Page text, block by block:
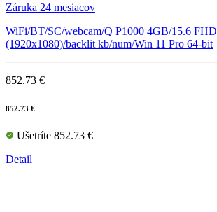
Záruka 24 mesiacov
WiFi/BT/SC/webcam/Q P1000 4GB/15.6 FHD
(1920x1080)/backlit kb/num/Win 11 Pro 64-bit
852.73 €
852.73 €
Ušetríte 852.73 €
Detail